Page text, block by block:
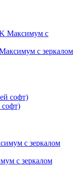
с зеркалом
софт)
с зеркалом